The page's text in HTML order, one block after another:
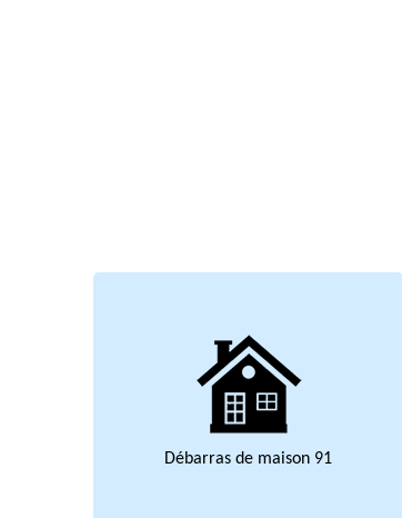
Débarras de maison 91